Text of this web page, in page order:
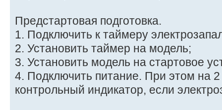
Предстартовая подготовка.
1. Подключить к таймеру
2. Установить таймер на модель;
3. Установить модель на стартовое
4. Подключить питание. При этом на
контрольный индикатор, если